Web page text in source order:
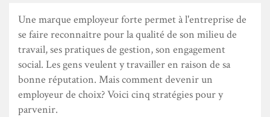
Une marque employeur forte permet à l'entreprise de
se faire reconnaître pour la qualité de son milieu de
travail, ses pratiques de gestion, son engagement
social. Les gens veulent y travailler en raison de sa
bonne réputation. Mais comment devenir un
employeur de choix? Voici cinq stratégies pour y
parvenir.